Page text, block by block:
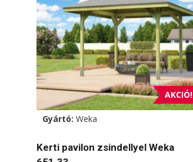
AKCIÓ!
Gyártó: Weka
Kerti pavilon zsindellyel Weka